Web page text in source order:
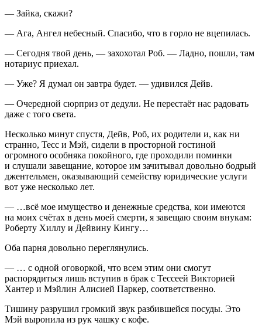
— Зайка, скажи?
— Ага, Ангел небесный. Спасибо, что в горло не вцепилась.
— Сегодня твой день, — захохотал Роб. — Ладно, пошли, там
нотариус приехал.
— Уже? Я думал он завтра будет. — удивился Дейв.
— Очередной сюрприз от дедули. Не перестаёт нас радовать
даже с того света.
Несколько минут спустя, Дейв, Роб, их родители и, как ни
странно, Тесс и Мэй, сидели в просторной гостиной
огромного особняка покойного, где проходили поминки
и слушали завещание, которое им зачитывал довольно бодрый
джентельмен, оказывающий семейству юридические услуги
вот уже несколько лет.
— …всё мое имущество и денежные средства, кои имеются
на моих счётах в день моей смерти, я завещаю своим внукам:
Роберту Хиллу и Дейвину Кингу…
Оба парня довольно переглянулись.
— … с одной оговоркой, что всем этим они смогут
распорядиться лишь вступив в брак с Тессеей Викторией
Хантер и Мэйлин Алисией Паркер, соответственно.
Тишину разрушил громкий звук разбившейся посуды. Это
Мэй выронила из рук чашку с кофе.